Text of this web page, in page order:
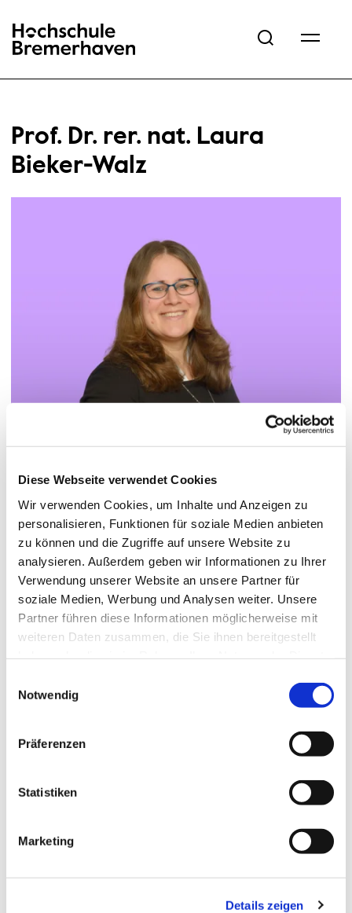
Diese Webseite verwendet Cookies
Wir verwenden Cookies, um Inhalte und Anzeigen zu
personalisieren, Funktionen für soziale Medien anbieten
zu können und die Zugriffe auf unsere Website zu
analysieren. Außerdem geben wir Informationen zu Ihrer
Verwendung unserer Website an unsere Partner für
soziale Medien, Werbung und Analysen weiter. Unsere
Partner führen diese Informationen möglicherweise mit
weiteren Daten zusammen, die Sie ihnen bereitgestellt
Notwendig
Präferenzen
Statistiken
Marketing
Details zeigen
Hochschule Bremerhaven
Prof. Dr. rer. nat. Laura
Bieker-Walz
© Hochschule Bremerhaven/Laura Bieker-Walz
Pronoun: sie/ ihre
27568 Bremerhaven
Office:
An der Karlstadt 6
27568 Bremerhaven
Z2060